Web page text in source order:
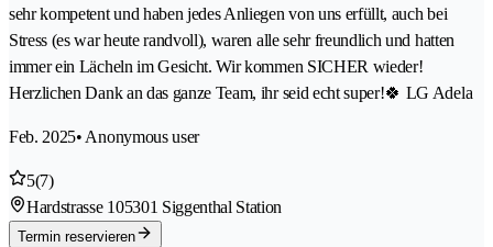
sehr kompetent und haben jedes Anliegen von uns erfüllt, auch bei
Stress (es war heute randvoll), waren alle sehr freundlich und hatten
immer ein Lächeln im Gesicht. Wir kommen SICHER wieder!
Herzlichen Dank an das ganze Team, ihr seid echt super!🍀 LG Adela
Feb. 2025• Anonymous user
5(7)
Hardstrasse 105301 Siggenthal Station
Termin reservieren